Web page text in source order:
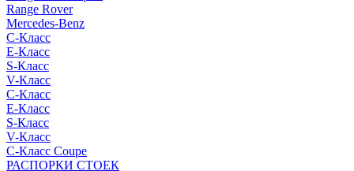
Range Rover
Mercedes-Benz
C-Класс
E-Класс
S-Класс
V-Класс
C-Класс
E-Класс
S-Класс
V-Класс
C-Класс Coupe
РАСПОРКИ СТОЕК